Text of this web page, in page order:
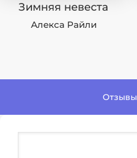
Зимняя невеста
Алекса Райли
Отзывы